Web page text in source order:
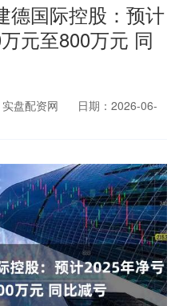
德国际控股：预计
元至800万元 同
盘配资网
日期：2026-06-